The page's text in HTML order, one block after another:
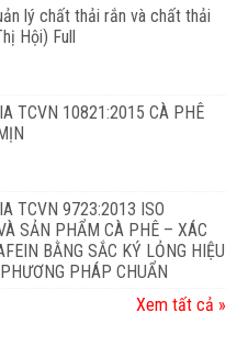
lý chất thải rắn và chất thải
Hội) Full
TCVN 10821:2015 CÀ PHÊ
TCVN 9723:2013 ISO
SẢN PHẨM CÀ PHÊ – XÁC
BẰNG SẮC KÝ LỎNG HIỆU
PHÁP CHUẨN
Xem tất cả »